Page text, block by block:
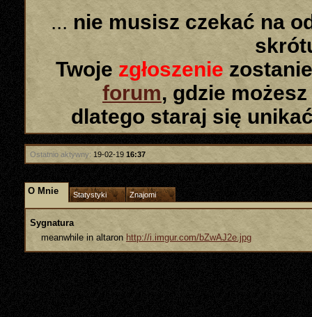
... nie musisz czekać na
Twoje zgłoszenie
forum, gdzie
dlatego staraj się
Ostatnio aktywny: 19-02-19 16:37
O Mnie Statystyki Znajomi
Sygnatura
meanwhile in altaron http://i.imgur.com/bZwAJ2e.jpg